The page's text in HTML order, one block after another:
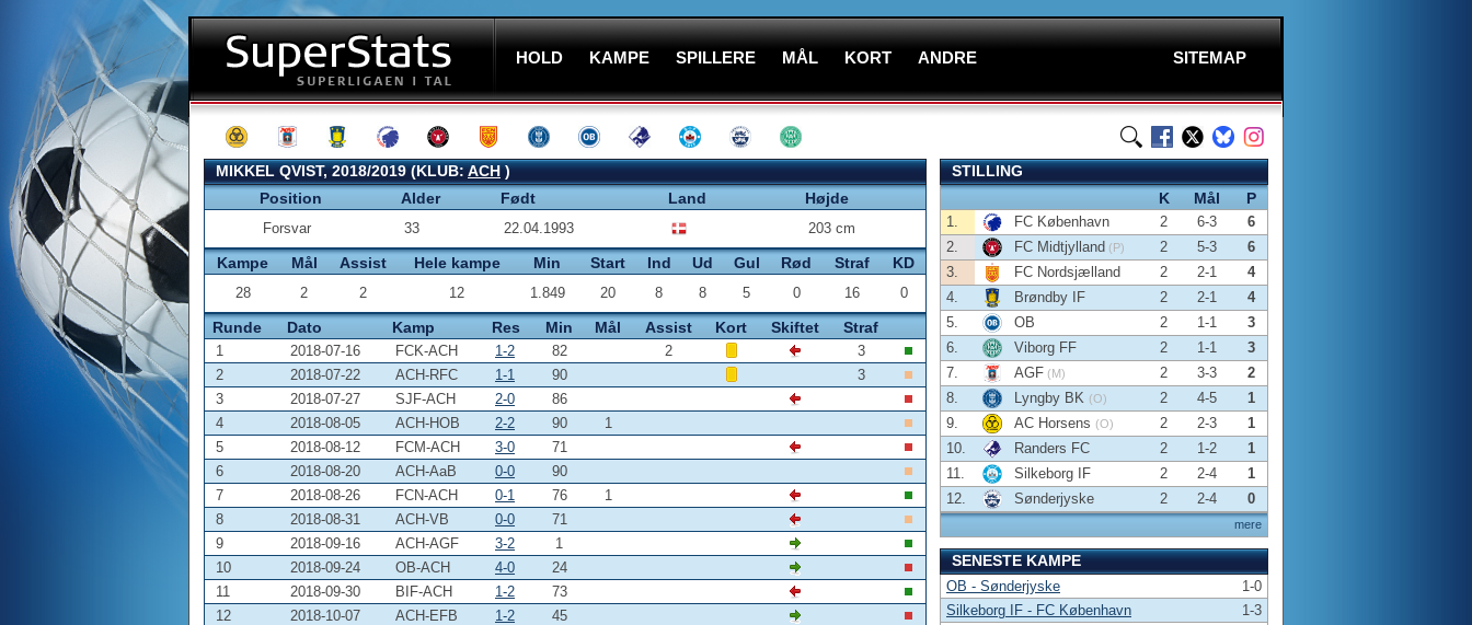
HOLD KAMPE SPILLERE MÅL KORT ANDRE SITEMAP
MIKKEL QVIST, 2018/2019 (KLUB:ACH)
Position
Alder Født Land Højde
Forsvar 33 22.04.1993 203 cm
Kampe Mål Assist Hele kampe Min Start Ind Ud Gul Rød Straf KD
28 2 2 12 1.849 20 8 8 5 0 16 0
Runde Dato Kamp Res Min Mål Assist Kort Skiftet Straf
1 2018-07-16 FCK-ACH 1-2 82 2
3
2
2018-07-22 ACH-RFC 1-1 90
3
3
2018-07-27 SJF-ACH 2-0
86
4
2018-08-05 ACH-HOB 2-2 90
1
5
2018-08-12 FCM-ACH 3-0
71
6
2018-08-20 ACH-AaB 0-0
90
7
2018-08-26 FCN-ACH 0-1 76
1
8
2018-08-31 ACH-VB 0-0
71
9
2018-09-16 ACH-AGF 3-2
1
10
2018-09-24 OB-ACH 4-0
24
11
2018-09-30 BIF-ACH 1-2
73
12
2018-10-07 ACH-EFB 1-2
45
STILLING
K
Mål P
mere
1. FC København 2 6-3
6
2.
FC Midtjylland (P) 2 5-3
6
3.
FC Nordsjælland 2 2-1
4
4.
Brøndby IF 2 2-1
4
5.
OB 2 1-1
3
6.
Viborg FF 2 1-1
3
7.
AGF (M) 2 3-3
2
8.
Lyngby BK (O) 2 4-5
1
9.
AC Horsens (O) 2 2-3
1
10.
Randers FC 2 1-2
1
11.
Silkeborg IF 2 2-4
1
12.
Sønderjyske 2 2-4 0
SENESTE KAMPE
OB - Sønderjyske
1-0
Silkeborg IF - FC København
1-3